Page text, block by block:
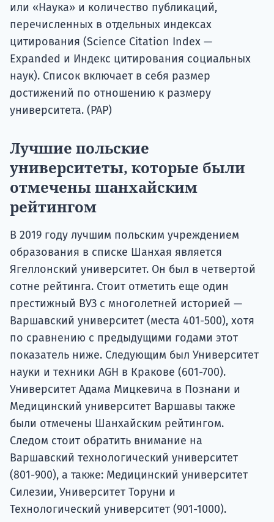
или «Наука» и количество публикаций,
перечисленных в отдельных индексах
цитирования (Science Citation Index —
Expanded и Индекс цитирования социальных
наук). Список включает в себя размер
достижений по отношению к размеру
университета. (РАР)
Лучшие польские
университеты, которые были
отмечены шанхайским
рейтингом
В 2019 году лучшим польским учреждением
образования в списке Шанхая является
Ягеллонский университет. Он был в четвертой
сотне рейтинга. Стоит отметить еще один
престижный ВУЗ с многолетней историей —
Варшавский университет (места 401-500), хотя
по сравнению с предыдущими годами этот
показатель ниже. Следующим был Университет
науки и техники AGH в Кракове (601-700).
Университет Адама Мицкевича в Познани и
Медицинский университет Варшавы также
были отмечены Шанхайским рейтингом.
Следом стоит обратить внимание на
Варшавский технологический университет
(801-900), а также: Медицинский университет
Силезии, Университет Торуни и
Технологический университет (901-1000).